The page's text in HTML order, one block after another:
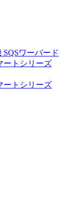
ワーバード
ートシリーズ
ートシリーズ